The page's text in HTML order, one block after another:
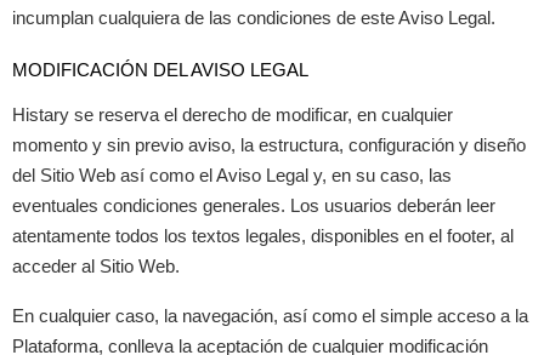
incumplan cualquiera de las condiciones de este Aviso Legal.
MODIFICACIÓN DEL AVISO LEGAL
Histary se reserva el derecho de modificar, en cualquier
momento y sin previo aviso, la estructura, configuración y diseño
del Sitio Web así como el Aviso Legal y, en su caso, las
eventuales condiciones generales. Los usuarios deberán leer
atentamente todos los textos legales, disponibles en el footer, al
acceder al Sitio Web.
En cualquier caso, la navegación, así como el simple acceso a la
Plataforma, conlleva la aceptación de cualquier modificación